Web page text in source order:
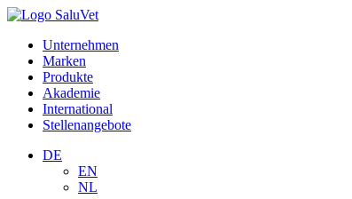
Unternehmen
Marken
Produkte
Akademie
International
Stellenangebote
DE
EN
NL